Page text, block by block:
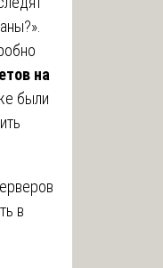
на
были
в